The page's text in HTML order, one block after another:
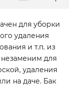
для уборки
удаления
и т.п. из
для
удаления
на даче. Бак